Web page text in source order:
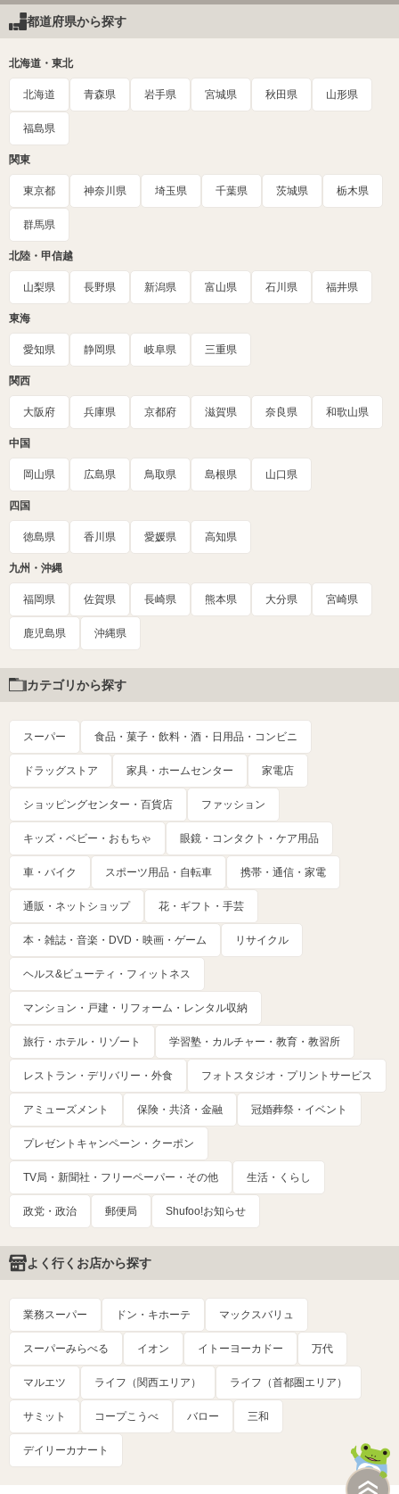
都道府県から探す
北海道・東北
北海道 青森県 岩手県 宮城県 秋田県 山形県
福島県
関東
東京都 神奈川県 埼玉県 千葉県 茨城県 栃木県
群馬県
北陸・甲信越
山梨県 長野県 新潟県 富山県 石川県 福井県
東海
愛知県 静岡県 岐阜県 三重県
関西
大阪府 兵庫県 京都府 滋賀県 奈良県 和歌山県
中国
岡山県 広島県 鳥取県 島根県 山口県
四国
徳島県 香川県 愛媛県 高知県
九州・沖縄
福岡県 佐賀県 長崎県 熊本県 大分県 宮崎県
鹿児島県 沖縄県
カテゴリから探す
スーパー 食品・菓子・飲料・酒・日用品・コンビニ
ドラッグストア 家具・ホームセンター 家電店
ショッピングセンター・百貨店 ファッション
キッズ・ベビー・おもちゃ 眼鏡・コンタクト・ケア用品
車・バイク スポーツ用品・自転車 携帯・通信・家電
通販・ネットショップ 花・ギフト・手芸
本・雑誌・音楽・DVD・映画・ゲーム リサイクル
ヘルス&ビューティ・フィットネス
マンション・戸建・リフォーム・レンタル収納
旅行・ホテル・リゾート 学習塾・カルチャー・教育・教習所
レストラン・デリバリー・外食 フォトスタジオ・プリントサービス
アミューズメント 保険・共済・金融 冠婚葬祭・イベント
プレゼントキャンペーン・クーポン
TV局・新聞社・フリーペーパー・その他 生活・くらし
政党・政治 郵便局 Shufoo!お知らせ
よく行くお店から探す
業務スーパー ドン・キホーテ マックスバリュ
スーパーみらべる イオン イトーヨーカドー 万代
マルエツ ライフ（関西エリア） ライフ（首都圏エリア）
サミット コープこうべ バロー 三和
デイリーカナート